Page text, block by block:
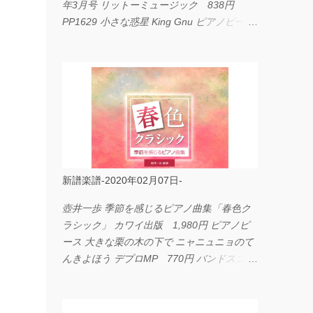
年3月号 リットーミュージック 838円
PP1629 小さな惑星 King Gnu ピアノピース
LOVE... Official髭男dism バンドピース フェ
アリー 825円
新譜楽譜-2020年02月07日-
壺井一歩 季節を感じるピアノ曲集「春色ク
ラシック」 カワイ出版 1,980円 ピアノピ
ース 大きな栗の木の下で ニャニュニョのて
んきよほう デプロMP 770円 バンドスコア